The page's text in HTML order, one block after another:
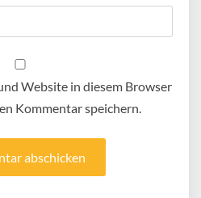
Website in diesem Browser
Kommentar speichern.